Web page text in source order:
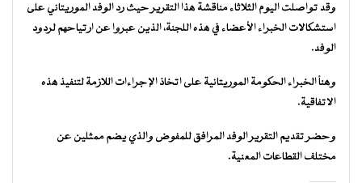
وقد تواصلت اليوم الثلاثاء مناقشة هذا التقرير حيث رد الوفد الموريتاني على
استشكالات الخبراء الأعضاء في هذه اللجنة، الذين عبروا عن ارتياحهم لردود
الوفد.
وهنأ الخبراء الحكومة الموريتانية على اتخاذ الإجراءات اللازمة لتنفيذ هذه
الاتفاقية.
وحضر تقديم التقرير الوفد المرافق للمفوض والذي يضم ممثلين عن
مختلف القطاعات المعنية.